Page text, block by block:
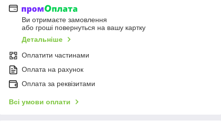
Ви отримаєте замовлення
або гроші повернуться на вашу картку
Детальніше
Оплатити частинами
Оплата на рахунок
Оплата за реквізитами
Всі умови оплати